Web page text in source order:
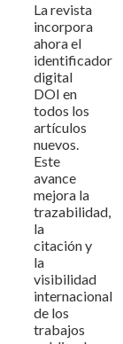
La revista
incorpora
ahora el
identificador
digital
DOI en
todos los
artículos
nuevos.
Este
avance
mejora la
trazabilidad,
la
citación y
la
visibilidad
internacional
de los
trabajos